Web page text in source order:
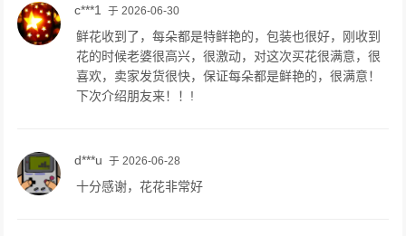
c***1 于 2026-06-30
鲜花收到了，每朵都是特鲜艳的，包装也很好，刚收到
花的时候老婆很高兴，很激动，对这次买花很满意，很
喜欢，卖家发货很快，保证每朵都是鲜艳的，很满意！
下次介绍朋友来！！!
d***u 于 2026-06-28
十分感谢，花花非常好